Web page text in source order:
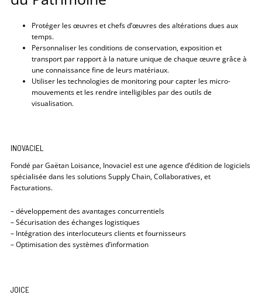
Protéger les œuvres et chefs d’œuvres des altérations dues aux
temps.
Personnaliser les conditions de conservation, exposition et
transport par rapport à la nature unique de chaque œuvre grâce à
une connaissance fine de leurs matériaux.
Utiliser les technologies de monitoring pour capter les micro-
mouvements et les rendre intelligibles par des outils de
visualisation.
INOVACIEL
Fondé par Gaëtan Loisance, Inovaciel est une agence d’édition de logiciels
spécialisée dans les solutions Supply Chain, Collaboratives, et
Facturations.
– développement des avantages concurrentiels
– Sécurisation des échanges logistiques
– Intégration des interlocuteurs clients et fournisseurs
– Optimisation des systèmes d’information
JOICE